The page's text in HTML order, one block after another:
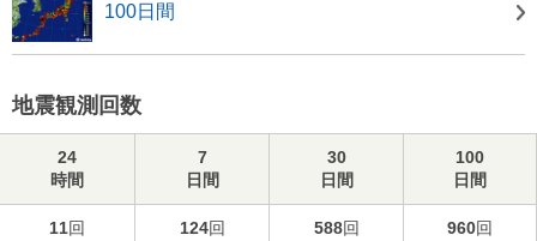
100日間
地震観測回数
24
時間
7
日間
30
日間
100
日間
11回 124回 588回 960回